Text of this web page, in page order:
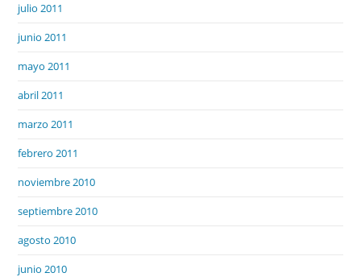
julio 2011
junio 2011
mayo 2011
abril 2011
marzo 2011
febrero 2011
noviembre 2010
septiembre 2010
agosto 2010
junio 2010